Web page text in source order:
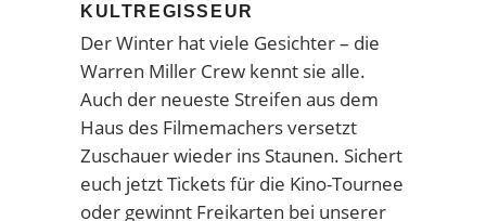
KULTREGISSEUR
Der Winter hat viele Gesichter – die
Warren Miller Crew kennt sie alle.
Auch der neueste Streifen aus dem
Haus des Filmemachers versetzt
Zuschauer wieder ins Staunen. Sichert
euch jetzt Tickets für die Kino-Tournee
oder gewinnt Freikarten bei unserer